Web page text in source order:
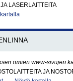
LASERLAITTEITA
omien www-sivujen
JA